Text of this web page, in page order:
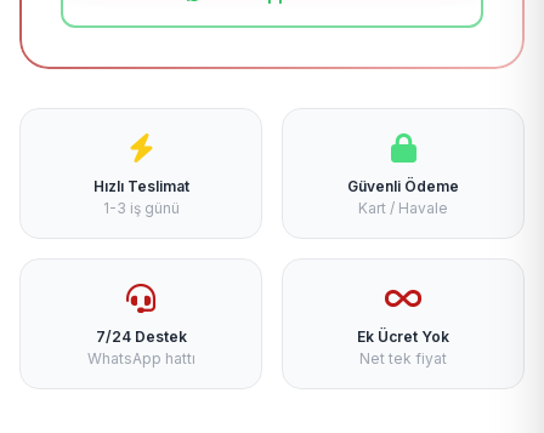
Hızlı Teslimat
1-3 iş günü
Güvenli Ödeme
Kart / Havale
7/24 Destek
WhatsApp hattı
Ek Ücret Yok
Net tek fiyat